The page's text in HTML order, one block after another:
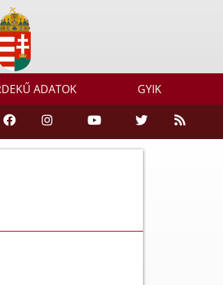
ADATOK GYIK